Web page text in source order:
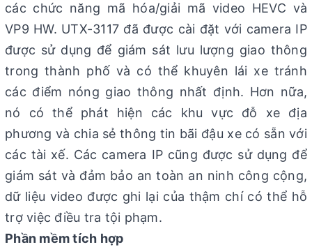
các chức năng mã hóa/giải mã video HEVC và
VP9 HW. UTX-3117 đã được cài đặt với camera IP
được sử dụng để giám sát lưu lượng giao thông
trong thành phố và có thể khuyên lái xe tránh
các điểm nóng giao thông nhất định. Hơn nữa,
nó có thể phát hiện các khu vực đỗ xe địa
phương và chia sẻ thông tin bãi đậu xe có sẵn với
các tài xế. Các camera IP cũng được sử dụng để
giám sát và đảm bảo an toàn an ninh công cộng,
dữ liệu video được ghi lại của thậm chí có thể hỗ
trợ việc điều tra tội phạm.
Phần mềm tích hợp